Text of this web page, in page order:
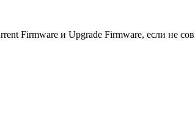
Firmware и Upgrade Firmware, если не